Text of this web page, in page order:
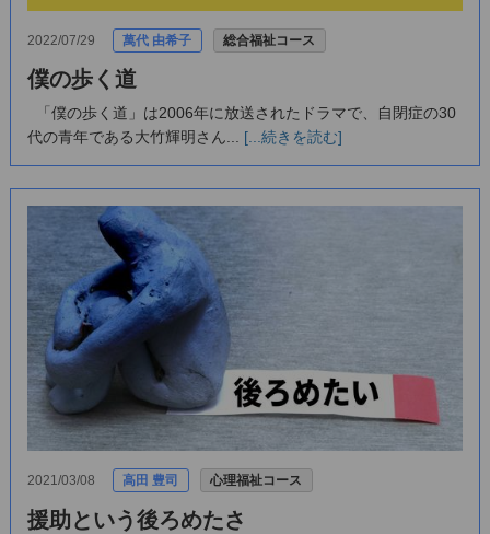
2022/07/29 萬代 由希子 総合福祉コース
僕の歩く道
「僕の歩く道」は2006年に放送されたドラマで、自閉症の30
代の青年である大竹輝明さん... [...続きを読む]
2021/03/08 高田 豊司 心理福祉コース
援助という後ろめたさ